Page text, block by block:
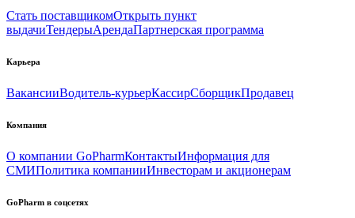
Стать поставщикомОткрыть пункт
выдачиТендерыАрендаПартнерская программа
Карьера
ВакансииВодитель-курьерКассирСборщикПродавец
Компания
О компании GoPharmКонтактыИнформация для
СМИПолитика компанииИнвесторам и акционерам
GoPharm в соцсетях